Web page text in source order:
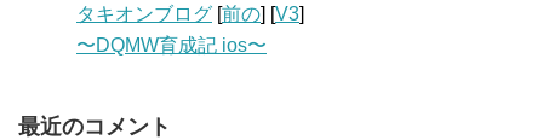
タキオンブログ [前の] [V3]
〜DQMW育成記 ios〜
最近のコメント